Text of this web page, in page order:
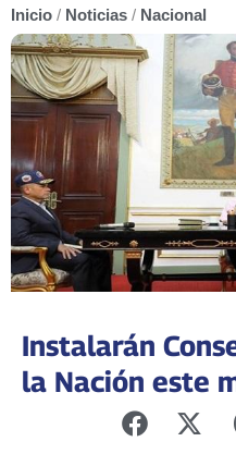
Inicio / Noticias / Nacional
Instalarán
la Nación este